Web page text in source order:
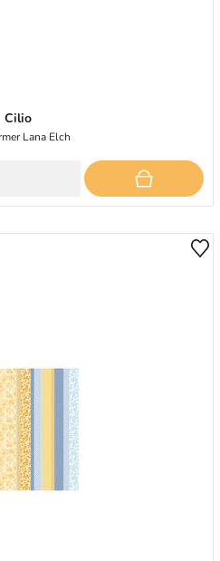
Cilio
Lana Elch